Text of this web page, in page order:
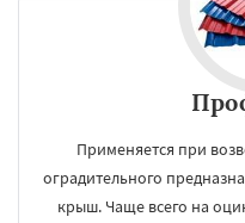
Применяется при
оградительного
крыш. Чаще всего на